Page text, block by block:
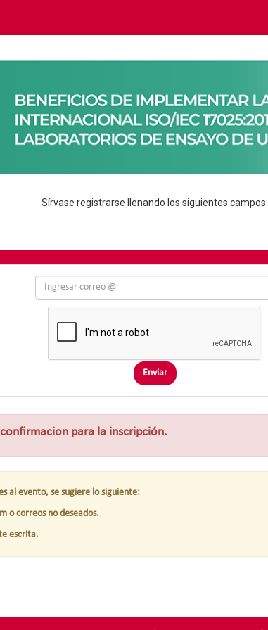
Sírvase registrarse llenando los siguientes campos:
Enviar
para la inscripción.
al evento, se sugiere lo siguiente:
o correos no deseados.
escrita.